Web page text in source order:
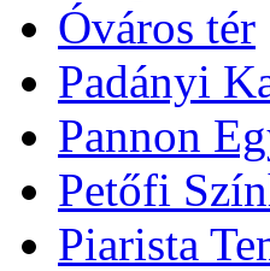
Óváros tér
Padányi
Pannon
Petőfi
Piarista